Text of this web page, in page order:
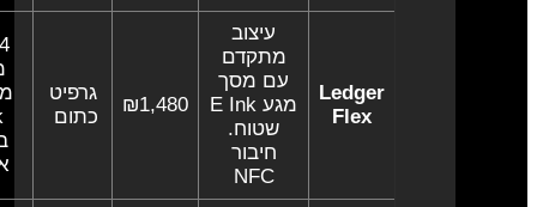
Ledger
Flex
עיצוב
מתקדם
עם מסך
מגע E Ink
שטוח.
חיבור
NFC
₪1,480
גרפיט
כתום